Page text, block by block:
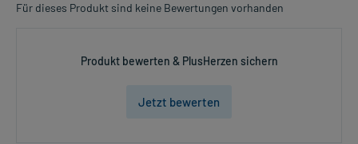
Für dieses Produkt sind keine Bewertungen vorhanden
Produkt bewerten & PlusHerzen sichern
Jetzt bewerten